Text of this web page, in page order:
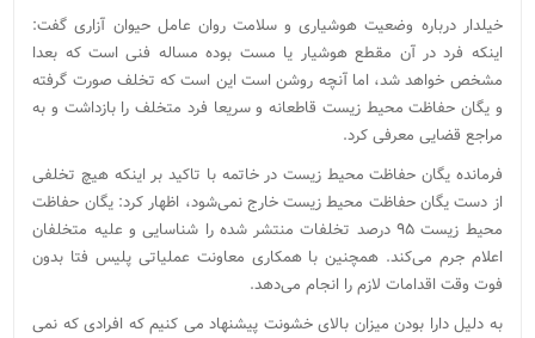
خیلدار درباره وضعیت هوشیاری و سلامت روان عامل حیوان آزاری گفت:
اینکه فرد در آن مقطع هوشیار یا مست بوده مساله فنی است که بعدا
مشخص خواهد شد، اما آنچه روشن است این است که تخلف صورت گرفته
و یگان حفاظت محیط زیست قاطعانه و سریعا فرد متخلف را بازداشت و به
مراجع قضایی معرفی کرد.
فرمانده یگان حفاظت محیط زیست در خاتمه با تاکید بر اینکه هیچ تخلفی
از دست یگان حفاظت محیط زیست خارج نمی‌شود، اظهار کرد: یگان حفاظت
محیط زیست ۹۵ درصد تخلفات منتشر شده را شناسایی و علیه متخلفان
اعلام جرم می‌کند. همچنین با همکاری معاونت عملیاتی پلیس فتا بدون
فوت وقت اقدامات لازم را انجام می‌دهد.
به دلیل دارا بودن میزان بالای خشونت پیشنهاد می کنیم که افرادی که نمی